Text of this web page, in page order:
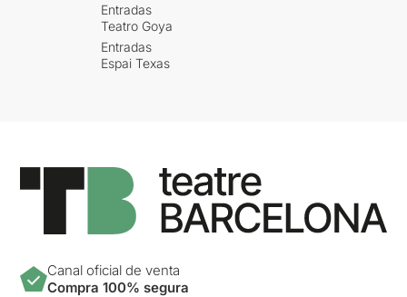
Entradas
Teatro Goya
Entradas
Espai Texas
Canal oficial de venta
Compra 100% segura